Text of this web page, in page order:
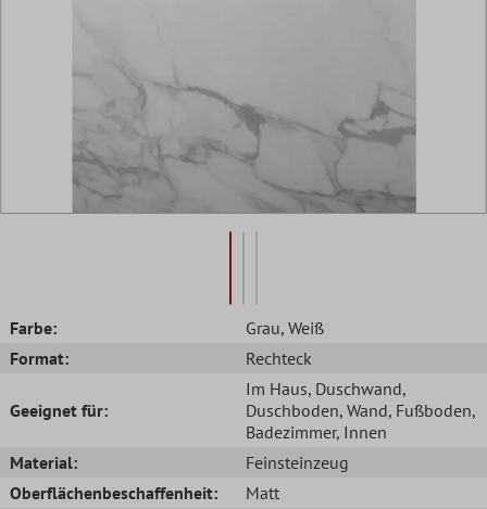
Farbe: Grau, Weiß
Format:
Rechteck
Geeignet für:
Im Haus, Duschwand,
Duschboden, Wand, Fußboden,
Badezimmer, Innen
Material:
Feinsteinzeug
Oberflächenbeschaffenheit:
Matt